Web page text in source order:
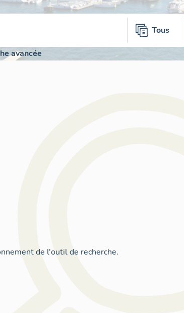
Tous
avancée
de l'outil de recherche.